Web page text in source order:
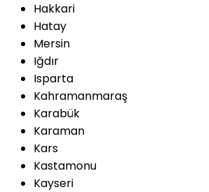
Hakkari
Hatay
Mersin
Iğdır
Isparta
Kahramanmaraş
Karabük
Karaman
Kars
Kastamonu
Kayseri